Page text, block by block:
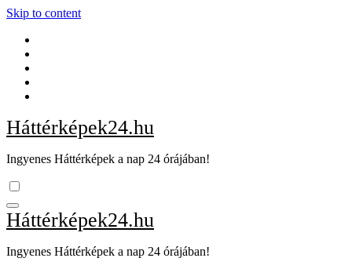
Skip to content
Háttérképek24.hu
Ingyenes Háttérképek a nap 24 órájában!
Háttérképek24.hu
Ingyenes Háttérképek a nap 24 órájában!